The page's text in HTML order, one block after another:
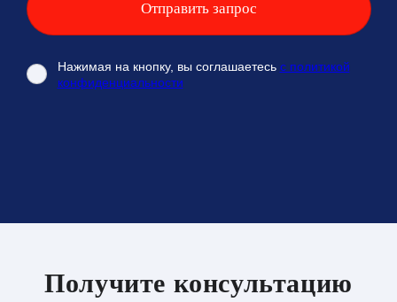
Нажимая на кнопку, вы соглашаетесь с политикой
конфиденциальности
Получите консультацию